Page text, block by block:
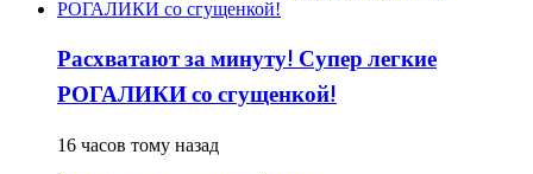
Расхватают за минуту! Супер легкие
РОГАЛИКИ со сгущенкой!
16 часов тому назад